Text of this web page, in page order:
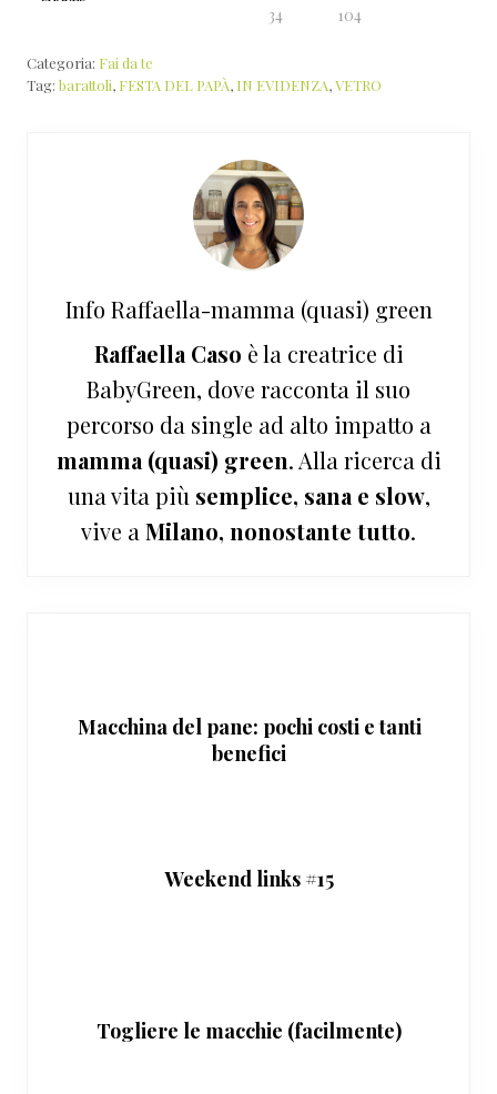
34 104
Categoria: Fai da te
Tag: barattoli, FESTA DEL PAPÀ, IN EVIDENZA,VETRO
Info Raffaella-mamma (quasi) green
Raffaella Caso è la creatrice di
BabyGreen, dove racconta il suo
percorso da single ad alto impatto a
mamma (quasi) green. Alla ricerca di
una vita più semplice, sana e slow,
vive a Milano, nonostante tutto.
Macchina del pane: pochi costi e tanti
benefici
Weekend links #15
Togliere le macchie (facilmente)